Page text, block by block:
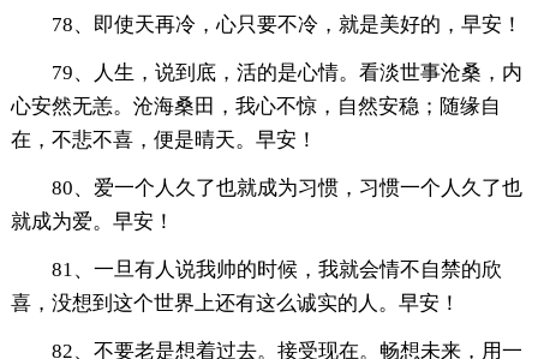
78、即使天再冷，心只要不冷，就是美好的，早安！
79、人生，说到底，活的是心情。看淡世事沧桑，内
心安然无恙。沧海桑田，我心不惊，自然安稳；随缘自
在，不悲不喜，便是晴天。早安！
80、爱一个人久了也就成为习惯，习惯一个人久了也
就成为爱。早安！
81、一旦有人说我帅的时候，我就会情不自禁的欣
喜，没想到这个世界上还有这么诚实的人。早安！
82、不要老是想着过去。接受现在。畅想未来，用一